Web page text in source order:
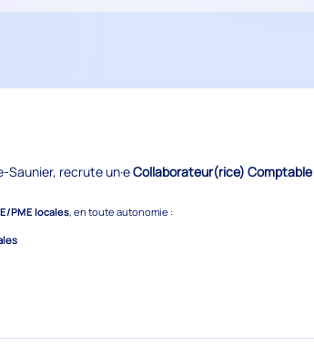
Saunier, recrute un·eCollaborateur(rice) Comptable
PME locales, en toute autonomie :